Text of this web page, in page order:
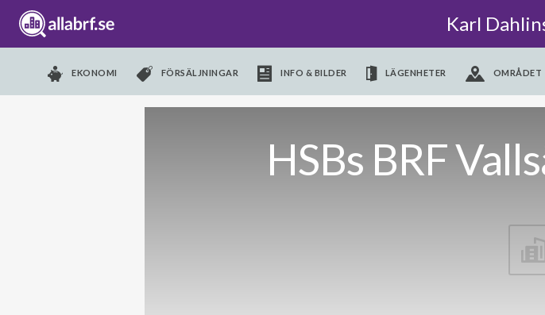
Karl
EKONOMI FÖRSÄLJNINGAR INFO & BILDER LÄGENHETER OMRÅDET
HSBs BRF